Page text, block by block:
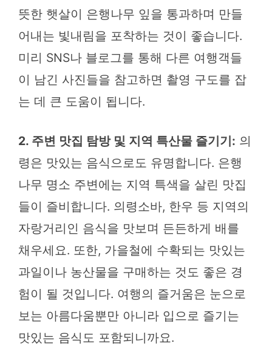
뜻한 햇살이 은행나무 잎을 통과하며 만들
어내는 빛내림을 포착하는 것이 좋습니다.
미리 SNS나 블로그를 통해 다른 여행객들
이 남긴 사진들을 참고하면 촬영 구도를 잡
는 데 큰 도움이 됩니다.
2. 주변 맛집 탐방 및 지역 특산물 즐기기: 의
령은 맛있는 음식으로도 유명합니다. 은행
나무 명소 주변에는 지역 특색을 살린 맛집
들이 즐비합니다. 의령소바, 한우 등 지역의
자랑거리인 음식을 맛보며 든든하게 배를
채우세요. 또한, 가을철에 수확되는 맛있는
과일이나 농산물을 구매하는 것도 좋은 경
험이 될 것입니다. 여행의 즐거움은 눈으로
보는 아름다움뿐만 아니라 입으로 즐기는
맛있는 음식도 포함되니까요.